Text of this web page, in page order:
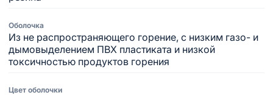
Оболочка
Из не распространяющего горение, с низким газо- и
дымовыделением ПВХ пластиката и низкой
токсичностью продуктов горения
Цвет оболочки